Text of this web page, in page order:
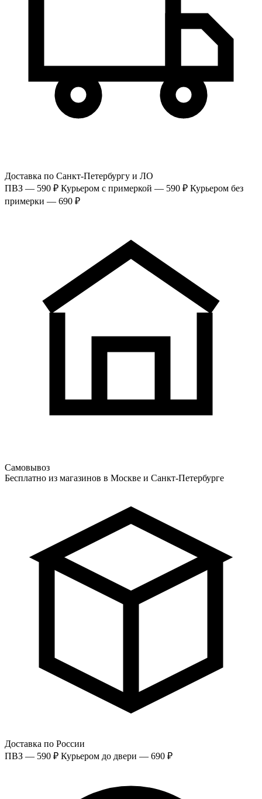
Доставка по Санкт-Петербургу и ЛО
ПВЗ — 590 ₽ Курьером с примеркой — 590 ₽ Курьером без
примерки — 690 ₽
Самовывоз
Бесплатно из магазинов в Москве и Санкт-Петербурге
Доставка по России
ПВЗ — 590 ₽ Курьером до двери — 690 ₽